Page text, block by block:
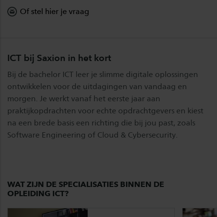
Of stel hier je vraag
ICT bij Saxion in het kort
Bij de bachelor ICT leer je slimme digitale oplossingen
ontwikkelen voor de uitdagingen van vandaag en
morgen. Je werkt vanaf het eerste jaar aan
praktijkopdrachten voor echte opdrachtgevers en kiest
na een brede basis een richting die bij jou past, zoals
Software Engineering of Cloud & Cybersecurity.
WAT ZIJN DE SPECIALISATIES BINNEN DE
OPLEIDING ICT?